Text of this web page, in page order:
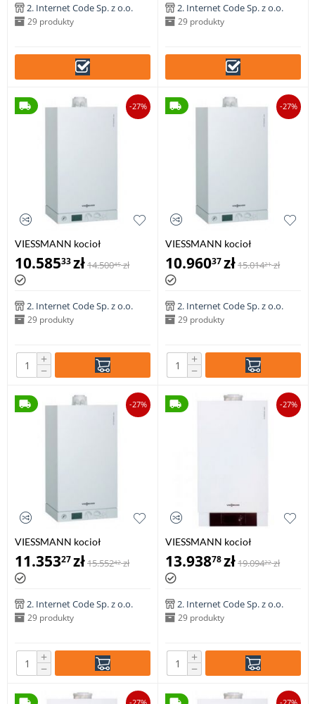
2. Internet Code Sp. z o.o.
29 produkty
2. Internet Code Sp. z o.o.
29 produkty
-27%
VIESSMANN kocioł
jednofunkcyjny VITODENS
100-W 6,5-19 kW
10.58533zł14.50045 zł
2. Internet Code Sp. z o.o.
29 produkty
+
−
-27%
VIESSMANN kocioł
jednofunkcyjny VITODENS
100-W 6,5-26 kW
10.96037zł15.01421 zł
2. Internet Code Sp. z o.o.
29 produkty
+
−
-27%
VIESSMANN kocioł
jednofunkcyjny VITODENS
100-W 8,8-35 kW
11.35327zł15.55242 zł
2. Internet Code Sp. z o.o.
29 produkty
+
−
-27%
VIESSMANN kocioł
jednofunkcyjny VITODENS
200-W 1,9-13,0 kW z
regulatorem
Vitotronic 100, typ HC1B
13.93878zł19.09422 zł
2. Internet Code Sp. z o.o.
29 produkty
+
−